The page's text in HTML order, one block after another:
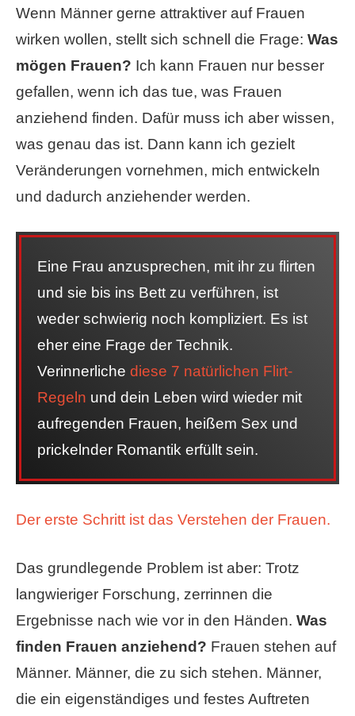
Wenn Männer gerne attraktiver auf Frauen
wirken wollen, stellt sich schnell die Frage: Was
mögen Frauen? Ich kann Frauen nur besser
gefallen, wenn ich das tue, was Frauen
anziehend finden. Dafür muss ich aber wissen,
was genau das ist. Dann kann ich gezielt
Veränderungen vornehmen, mich entwickeln
und dadurch anziehender werden.
Eine Frau anzusprechen, mit ihr zu flirten
und sie bis ins Bett zu verführen, ist
weder schwierig noch kompliziert. Es ist
eher eine Frage der Technik.
Verinnerliche diese 7 natürlichen Flirt-
Regeln und dein Leben wird wieder mit
aufregenden Frauen, heißem Sex und
prickelnder Romantik erfüllt sein.
Der erste Schritt ist das Verstehen der Frauen.
Das grundlegende Problem ist aber: Trotz
langwieriger Forschung, zerrinnen die
Ergebnisse nach wie vor in den Händen. Was
finden Frauen anziehend? Frauen stehen auf
Männer. Männer, die zu sich stehen. Männer,
die ein eigenständiges und festes Auftreten